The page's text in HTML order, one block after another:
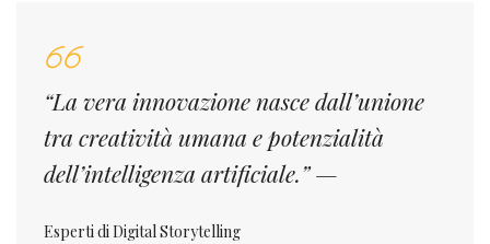
“La vera innovazione nasce dall’unione
tra creatività umana e potenzialità
dell’intelligenza artificiale.” —
Esperti di Digital Storytelling